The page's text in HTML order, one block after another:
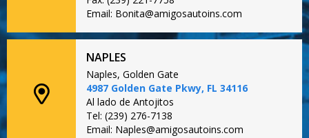
Email: Bonita@amigosautoins.com
NAPLES
Naples, Golden Gate
4987 Golden Gate Pkwy, FL 34116
Al lado de Antojitos
Tel: (239) 276-7138
Email: Naples@amigosautoins.com